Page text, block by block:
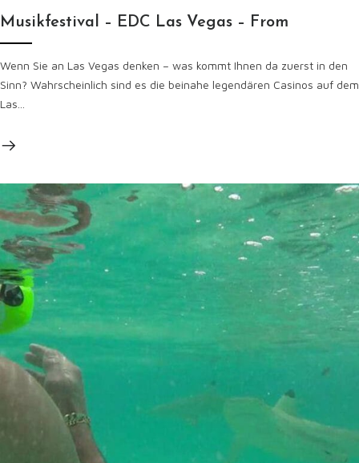
Musikfestival – EDC Las Vegas – From
Wenn Sie an Las Vegas denken – was kommt Ihnen da zuerst in den
Sinn? Wahrscheinlich sind es die beinahe legendären Casinos auf dem
Las...